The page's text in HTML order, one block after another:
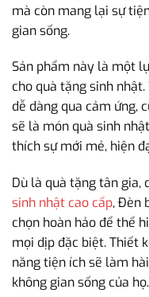
mà còn mang lại sự
gian sống.
Sản phẩm này là một
cho quà tặng sinh
dễ dàng qua cảm ứng,
sẽ là món quà sinh
thích sự mới mẻ, hiện
Dù là quà tặng tân gia,
sinh nhật cao cấp, Đèn
chọn hoàn hảo để thể
mọi dịp đặc biệt. Thiết
năng tiện ích sẽ làm
không gian sống của họ.